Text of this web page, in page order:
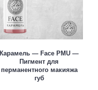
Карамель — Face PMU —
Пигмент для
перманентного макияжа
губ